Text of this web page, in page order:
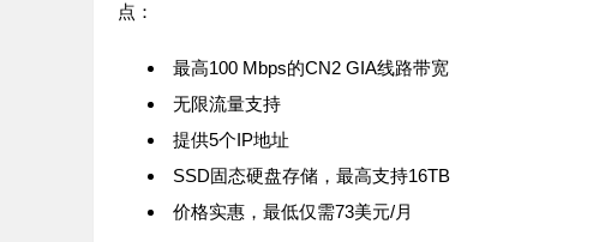
点：
最高100 Mbps的CN2 GIA线路带宽
无限流量支持
提供5个IP地址
SSD固态硬盘存储，最高支持16TB
价格实惠，最低仅需73美元/月